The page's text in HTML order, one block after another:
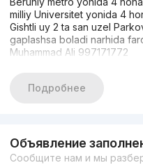
milliy Universitet yonida 4
Gishtli uy 2 ta san uzel
gaplashsa boladi narhida
Muhammad Ali 997171772
Подробнее
Объявление
Сообщите нам и мы